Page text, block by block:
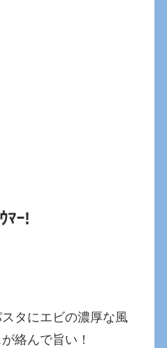
ﾏｰ!
タにエビの濃厚な風
絡んで旨い！